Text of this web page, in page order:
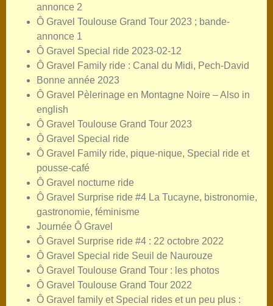
annonce 2
Ô Gravel Toulouse Grand Tour 2023 ; bande-
annonce 1
Ô Gravel Special ride 2023-02-12
Ô Gravel Family ride : Canal du Midi, Pech-David
Bonne année 2023
Ô Gravel Pèlerinage en Montagne Noire – Also in
english
Ô Gravel Toulouse Grand Tour 2023
Ô Gravel Special ride
Ô Gravel Family ride, pique-nique, Special ride et
pousse-café
Ô Gravel nocturne ride
Ô Gravel Surprise ride #4 La Tucayne, bistronomie,
gastronomie, féminisme
Journée Ô Gravel
Ô Gravel Surprise ride #4 : 22 octobre 2022
Ô Gravel Special ride Seuil de Naurouze
Ô Gravel Toulouse Grand Tour : les photos
Ô Gravel Toulouse Grand Tour 2022
Ô Gravel family et Special rides et un peu plus :